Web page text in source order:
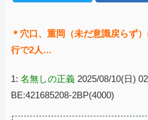
＊穴口、重岡（未だ意識戻らず
行で2人…
1: 名無しの正義 2025/08/10(日)
BE:421685208-2BP(4000)